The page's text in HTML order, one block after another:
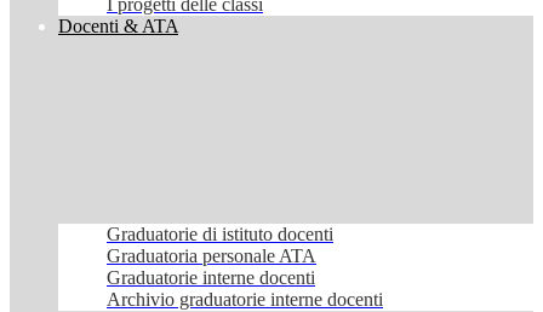
I progetti delle classi
Docenti & ATA
Graduatorie di istituto docenti
Graduatoria personale ATA
Graduatorie interne docenti
Archivio graduatorie interne docenti